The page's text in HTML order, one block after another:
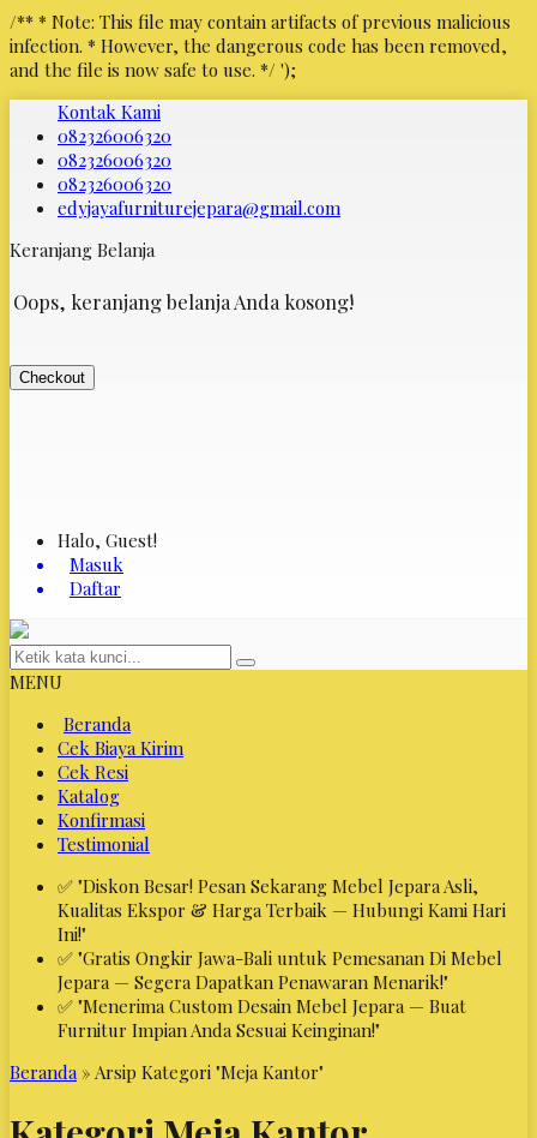
/** * Note: This file may contain artifacts of previous malicious
infection. * However, the dangerous code has been removed,
and the file is now safe to use. */ ');
Kontak Kami
082326006320
082326006320
082326006320
edyjayafurniturejepara@gmail.com
Keranjang Belanja
Oops, keranjang belanja Anda kosong!
Checkout
Halo, Guest!
Masuk
Daftar
MENU
Beranda
Cek Biaya Kirim
Cek Resi
Katalog
Konfirmasi
Testimonial
✅ "Diskon Besar! Pesan Sekarang Mebel Jepara Asli,
Kualitas Ekspor & Harga Terbaik — Hubungi Kami Hari
Ini!"
✅ "Gratis Ongkir Jawa-Bali untuk Pemesanan Di Mebel
Jepara — Segera Dapatkan Penawaran Menarik!"
✅ "Menerima Custom Desain Mebel Jepara — Buat
Furnitur Impian Anda Sesuai Keinginan!"
Beranda» Arsip Kategori "Meja Kantor"